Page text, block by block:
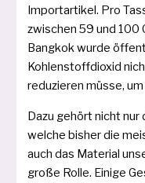
Importartikel. Pro
zwi­schen 59 und 100
Bangkok wur­de
Kohlenstoffdioxid
redu­zie­ren müs­se,
Dazu gehört nicht nur
wel­che bis­her die
auch das Material
gro­ße Rolle. Einige